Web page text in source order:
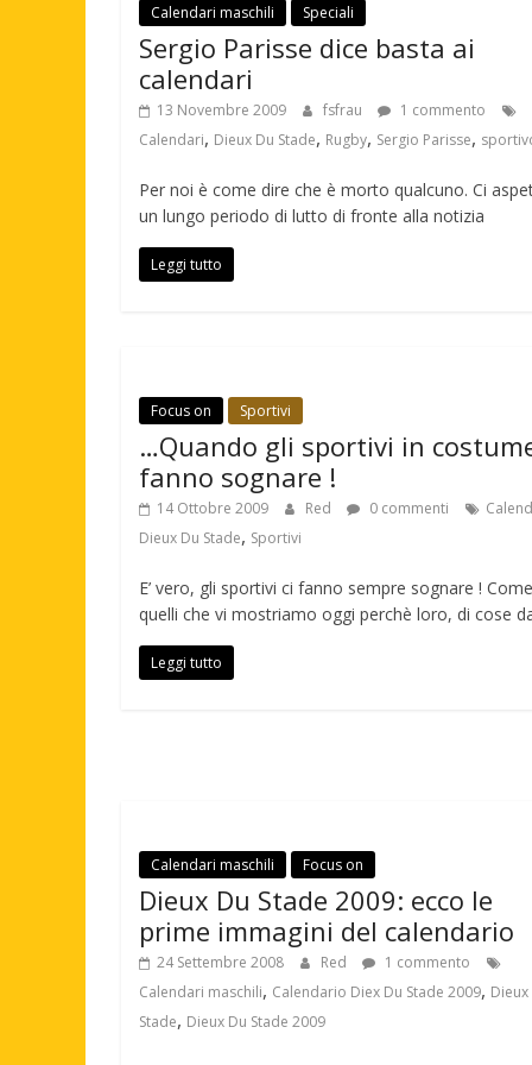
Calendari maschili Speciali
Sergio Parisse dice basta ai
calendari
13 Novembre 2009 fsfrau
1 commento
Calendari, Dieux Du Stade, Rugby, Sergio Parisse,
Per noi è come dire che è morto qualcuno. Ci
un lungo periodo di lutto di fronte alla notizia
Leggi tutto
Focus on Sportivi
…Quando gli sportivi in
fanno sognare !
14 Ottobre 2009 Red 0 commenti
Dieux Du Stade, Sportivi
E’ vero, gli sportivi ci fanno sempre sognare ! Come
quelli che vi mostriamo oggi perchè loro, di cose
Leggi tutto
Calendari maschili Focus on
Dieux Du Stade 2009: ecco le
prime immagini del calendario
24 Settembre 2008 Red
1 commento
Calendari maschili, Calendario Diex Du Stade 2009, Dieux
Stade, Dieux Du Stade 2009